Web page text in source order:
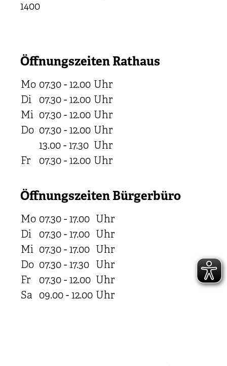
1400
Öffnungszeiten Rathaus
Mo 07.30 - 12.00 Uhr
Di
07.30 - 12.00 Uhr
Mi 07.30 - 12.00 Uhr
Do 07.30 - 12.00 Uhr
13.00 - 17.30 Uhr
Fr
07.30 - 12.00 Uhr
Öffnungszeiten Bürgerbüro
Mo 07.30 - 17.00 Uhr
Di
07.30 - 17.00 Uhr
Mi 07.30 - 17.00 Uhr
Do 07.30 - 17.30 Uhr
Fr
07.30 - 12.00 Uhr
Sa 09.00 - 12.00 Uhr